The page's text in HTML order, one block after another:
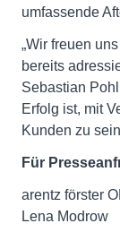
umfassende
„Wir freuen
bereits
Sebastian
Erfolg ist, mit
Kunden zu
Für
arentz förster
Lena Modrow